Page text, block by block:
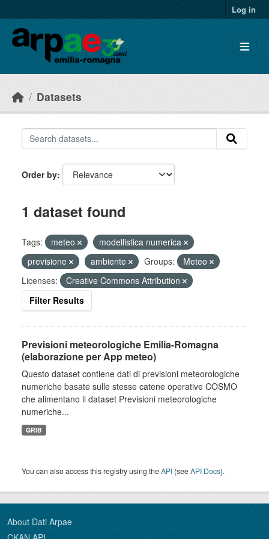
Log in
Datasets
Order by
1 dataset found
Tags: meteo
modellistica numerica
previsione
ambiente Groups:
Meteo
Licenses:
Creative Commons Attribution
Filter Results
Previsioni meteorologiche Emilia-Romagna
(elaborazione per App meteo)
Questo dataset contiene dati di previsioni meteorologiche
numeriche basate sulle stesse catene operative COSMO
che alimentano il dataset Previsioni meteorologiche
numeriche...
GRIB
You can also access this registry using theAPI (seeAPI Docs).
About Dati Arpae